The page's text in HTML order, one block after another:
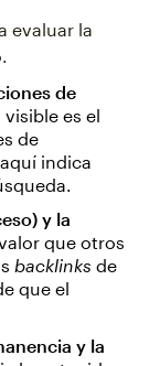
evaluar la
de
es el
de
indica
y la
que otros
backlinks de
que el
y la